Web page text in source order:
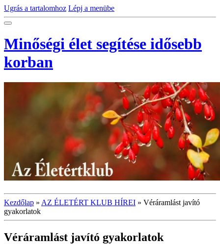
Ugrás a tartalomhoz Lépj a menübe
Minőségi élet segítése idősebb
korban
Kezdőlap » AZ ÉLETÉRT KLUB HÍREI » Véráramlást javító
gyakorlatok
Véráramlást javító gyakorlatok